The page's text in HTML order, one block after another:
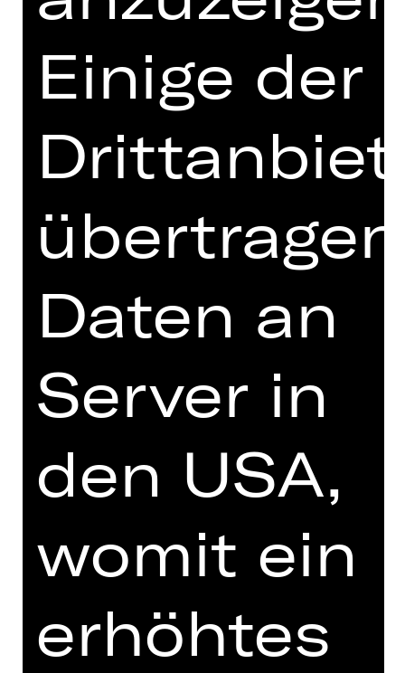
zwei junge Menschen, die versuchen,
Leben zu finden. Es sind unruhige
Zeiten, in denen sozialer Abstieg
droht und Kräfte nur darauf warten,
die Unzufriedenheit politisch zu
nutzen. Zeiten des Windes, bevor der
Sturm losbricht.
Doch wer ist der Mann, der da unter
den beiden wohnt, von dem es heißt,
er sei ein Autor? Unter Einbeziehung
autobiographischer Schriften
zeichnet die eigens für das
Staatstheater Nürnberg entstandene
Romans das Leben Hans Falladas
nach. Drogenabhängig, gewalttätig,
erfolgreich.
Wie verhält man sich als Künstler*in in
Verantwortung hat man gegenüber
seinem Werk, seinen Figuren, der
Scham, über Einsamkeit und Liebe
und über den Wind, der allezeit über
das Land geht.
Einige der
übertragen
Daten an
Server in
den USA,
womit ein
erhöhtes